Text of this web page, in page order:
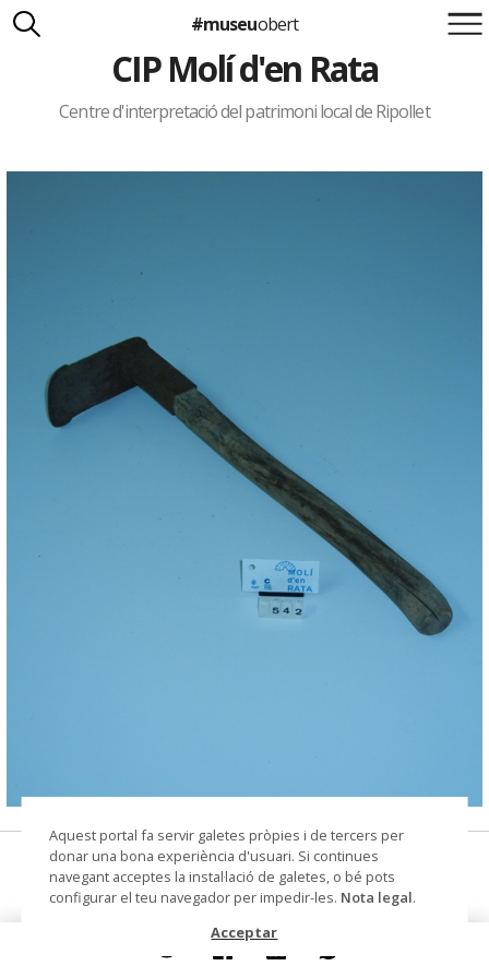
Suma't a la iniciativa
Carlota Royo
Francesca Barcellona
#museuobert
CIP Molí d'en Rata
Centre d'interpretació del patrimoni local de Ripollet
© CIP Molí d'en Rata
aixa
Datació segle XX
Aquest portal fa servir galetes pròpies i de tercers per
donar una bona experiència d'usuari. Si continues
navegant acceptes la instal·lació de galetes, o bé pots
configurar el teu navegador per impedir-les. Nota legal.
Acceptar